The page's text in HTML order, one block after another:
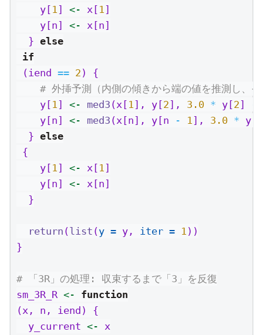
    y[
1 ] <- x[ 1 ]
    y[n]
<- x[n]
  }
else
if
(iend == 2 ) {
# 外挿予測（内側の傾きから端の値を推測し、
    y[
1 ] <- med3 (x[ 1 ], y[2], 3.0 * y[2]
    y[n]
<- med3 (x[n], y[n - 1 ], 3.0 *
  }
else
{
    y[
1 ] <- x[ 1 ]
    y[n]
<- x[n]
  }
return (list (y = y, iter = 1 ))
}
# 「3R」の処理: 収束するまで「3」を反復
sm_3R_R <-
function
(x, n, iend) {
  y_current
<- x